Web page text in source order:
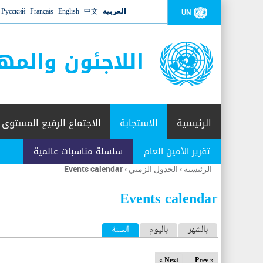
UN العربية 中文
English
Français
Русский
اللاجئون
الرئيسية الاستجابة
تقرير الأمين العام سلسلة مناسبات عالمية
الاجتماع الرفيع المستوى
أنت
هنا
الرئيسية › الجدول الزمني ›
Events calendar
Events calendar
ا
ل
بالشهر باليوم السنة (علامة التبويب النشطة)